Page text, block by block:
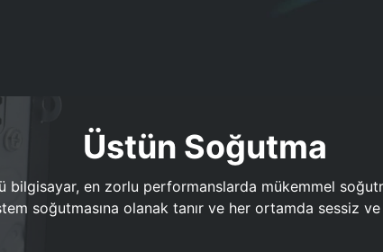
Üstün Soğutma
bilgisayar, en zorlu performanslarda mükemmel
soğutmasına olanak tanır ve her ortamda sessiz ve